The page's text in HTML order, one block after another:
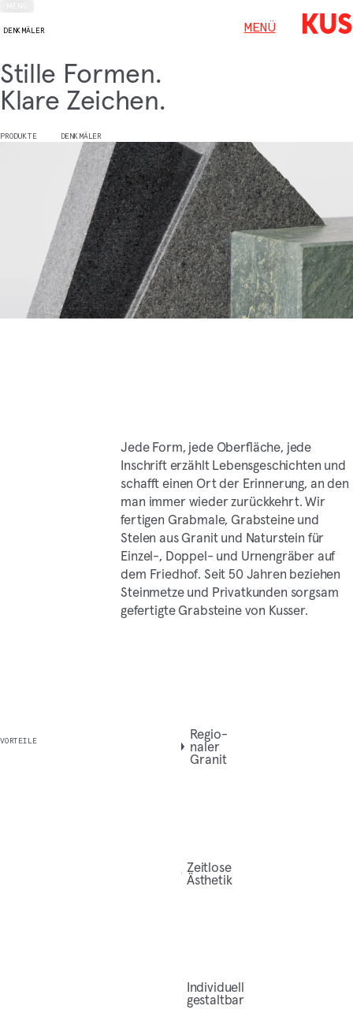
MENÜ
DENKMÄLER
Stille Formen.
Klare Zeichen.
PRODUKTE DENKMÄLER
Jede Form, jede Oberfläche, jede
Inschrift erzählt Lebensgeschichten und
schafft einen Ort der Erinnerung, an den
man immer wieder zurückkehrt. Wir
fertigen Grabmale, Grabsteine und
Stelen aus Granit und Naturstein für
Einzel-, Doppel- und Urnengräber auf
dem Friedhof. Seit 50 Jahren beziehen
Steinmetze und Privatkunden sorgsam
gefertigte Grabsteine von Kusser.
VORTEILE Regio­
na­ler
Granit
Zeit­lo­se
Ästhetik
Indi­vi­du­ell
gestaltbar